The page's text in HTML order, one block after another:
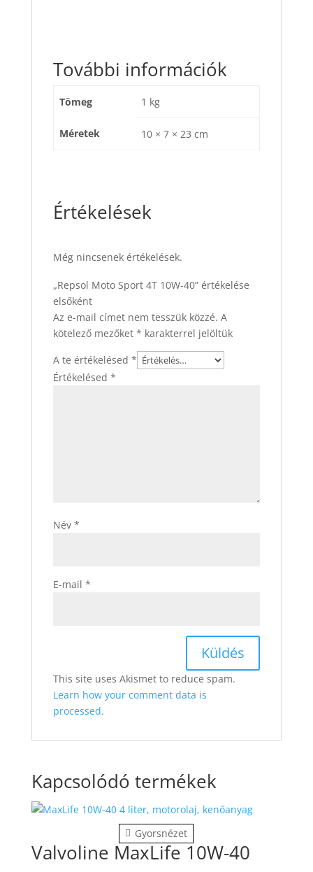
További információk
Tömeg 1 kg
Méretek 10 × 7 × 23 cm
Értékelések
Még nincsenek értékelések.
„Repsol Moto Sport 4T 10W-40” értékelése
elsőként
Az e-mail címet nem tesszük közzé. A
kötelező mezőket * karakterrel jelöltük
A te értékelésed *
Értékelésed *
Név *
E-mail *
This site uses Akismet to reduce spam.
Learn how your comment data is
processed.
Kapcsolódó termékek
Gyorsnézet
Valvoline MaxLife 10W-40